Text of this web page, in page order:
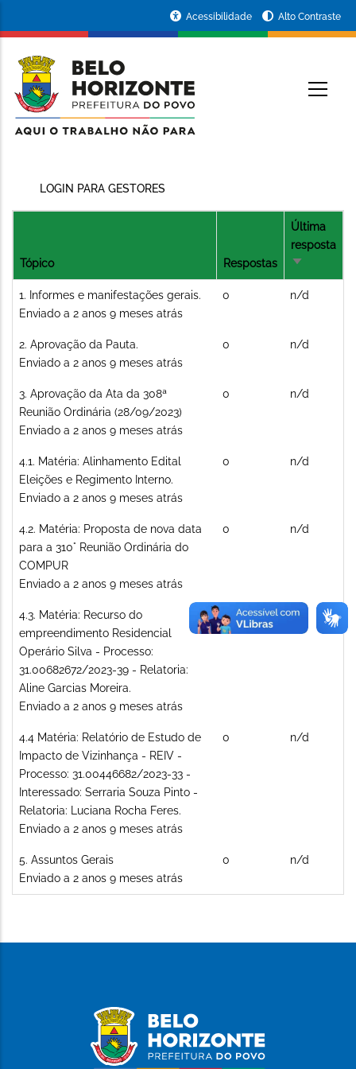
conteúdo
principal
da
Prefeitura
de
Horizonte
Acessibilidade Alto Contraste
LOGIN PARA GESTORES
Tópico Respostas
Última
resposta
Ordenação
crescente
Tópico
normal
1. Informes e manifestações gerais.
Enviado a 2 anos 9 meses atrás
0 n/d
Tópico
normal
2. Aprovação da Pauta.
Enviado a 2 anos 9 meses atrás
0 n/d
Tópico
normal
3. Aprovação da Ata da 308ª
Reunião Ordinária (28/09/2023)
Enviado a 2 anos 9 meses atrás
0 n/d
Tópico
normal
4.1. Matéria: Alinhamento Edital
Eleições e Regimento Interno.
Enviado a 2 anos 9 meses atrás
0 n/d
Tópico
normal
4.2. Matéria: Proposta de nova data
para a 310° Reunião Ordinária do
COMPUR
Enviado a 2 anos 9 meses atrás
0 n/d
Tópico
normal
4.3. Matéria: Recurso do
empreendimento Residencial
Operário Silva - Processo:
31.00682672/2023-39 - Relatoria:
Aline Garcias Moreira.
Enviado a 2 anos 9 meses atrás
0 n/d
Tópico
normal
4.4 Matéria: Relatório de Estudo de
Impacto de Vizinhança - REIV -
Processo: 31.00446682/2023-33 -
Interessado: Serraria Souza Pinto -
Relatoria: Luciana Rocha Feres.
Enviado a 2 anos 9 meses atrás
0 n/d
Tópico
normal
5. Assuntos Gerais
Enviado a 2 anos 9 meses atrás
0 n/d